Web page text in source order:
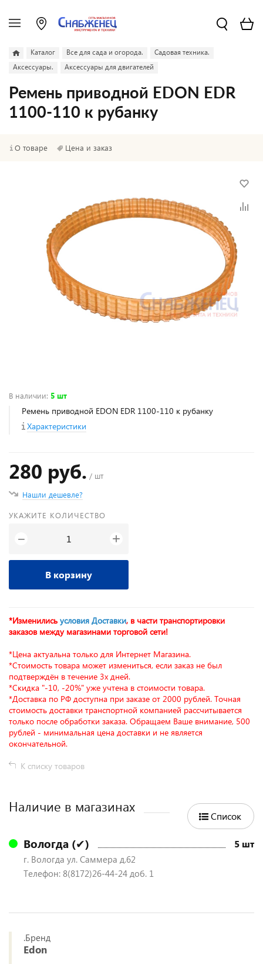
Каталог Все для сада и огорода.
Садовая техника.
Аксессуары.
Аксессуары для двигателей
Ремень приводной EDON EDR
1100-110 к рубанку
О товаре Цена и заказ
В наличии: 5 шт
Ремень приводной EDON EDR 1100-110 к рубанку
Характеристики
280 руб. / шт
Нашли дешевле?
УКАЖИТЕ КОЛИЧЕСТВО
− +
В корзину
*Изменились условия Доставки, в части транспортировки
заказов между магазинами торговой сети!
*Цена актуальна только для Интернет Магазина.
*Стоимость товара может измениться, если заказ не был
подтверждён в течение 3х дней.
*Скидка "-10, -20%" уже учтена в стоимости товара.
*Доставка по РФ доступна при заказе от 2000 рублей. Точная
стоимость доставки транспортной компанией рассчитывается
только после обработки заказа. Обращаем Ваше внимание, 500
рублей - минимальная цена доставки и не является
окончательной.
К списку товаров
Наличие в магазинах
Список
Вологда (✔) 5 шт
г. Вологда ул. Саммера д.62
Телефон: 8(8172)26-44-24 доб. 1
.Бренд
Edon